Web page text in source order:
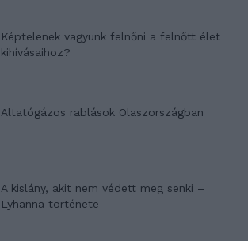
Képtelenek vagyunk felnőni a felnőtt élet
kihívásaihoz?
Altatógázos rablások Olaszországban
A kislány, akit nem védett meg senki –
Lyhanna története